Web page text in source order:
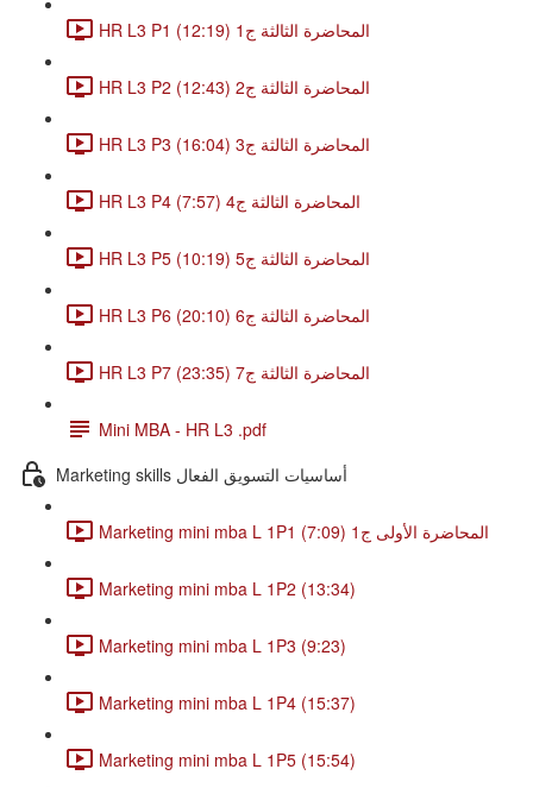
HR L3 P1 المحاضرة الثالثة ج1 (12:19)
HR L3 P2 المحاضرة الثالثة ج2 (12:43)
HR L3 P3 المحاضرة الثالثة ج3 (16:04)
HR L3 P4 المحاضرة الثالثة ج4 (7:57)
HR L3 P5 المحاضرة الثالثة ج5 (10:19)
HR L3 P6 المحاضرة الثالثة ج6 (20:10)
HR L3 P7 المحاضرة الثالثة ج7 (23:35)
Mini MBA - HR L3 .pdf
Marketing skills أساسيات التسويق الفعال
Marketing mini mba L 1P1 المحاضرة الأولى ج1 (7:09)
Marketing mini mba L 1P2 (13:34)
Marketing mini mba L 1P3 (9:23)
Marketing mini mba L 1P4 (15:37)
Marketing mini mba L 1P5 (15:54)